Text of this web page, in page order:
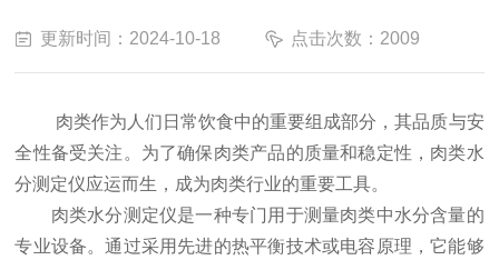
更新时间：2024-10-18 点击次数：2009
肉类作为人们日常饮食中的重要组成部分，其品质与安
全性备受关注。为了确保肉类产品的质量和稳定性，肉类水
分测定仪应运而生，成为肉类行业的重要工具。
肉类水分测定仪是一种专门用于测量肉类中水分含量的
专业设备。通过采用先进的热平衡技术或电容原理，它能够